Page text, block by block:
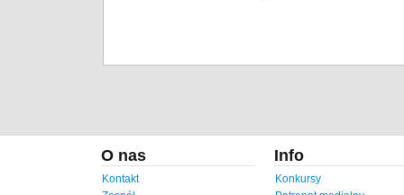
O nas
Kontakt
Info
Konkursy